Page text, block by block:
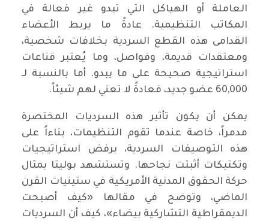
العاملة أو الهياكل التي تبدو غير فعالة في
المكاتب التنظيمية. عادةً ما يربط الأعضاء
القدامى هذه القطع السردية بخلافات شخصية،
ومعتقدات قديمة، وفواصل، وما يُعتبر قناعات
استراتيجية صحيحة على ما يبدو. أما بالنسبة لـ
60,000 عضو جديد، فعادةً لا تعني لهم شيئاً.
يمكن أن يكون تأثير هذه السرديات المختصرة
مدمراً، خاصة عندما تقوم التنظيمات، بناءاً على
هذه التوصيفات السردية، برفض استراتيجيات
وتكتيكات أثبتت نجاحها. وتستشهد بوليتا بمثال
حركة الحقوق المدنية الأمريكية في ستينيات القرن
الماضي، وتوضح في مقالها «كيف أصبحت
الديمقراطية التشاركية بيضاء»، كيف أن السرديات